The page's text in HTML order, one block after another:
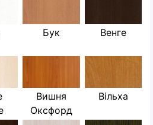
Бук Венге
Вишня
Оксфорд
Вільха